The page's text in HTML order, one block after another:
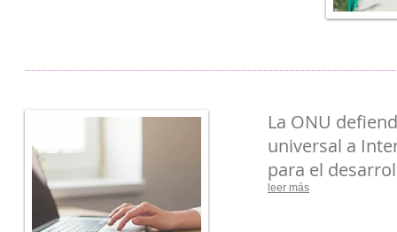
La ONU
universal a
para el
leer más